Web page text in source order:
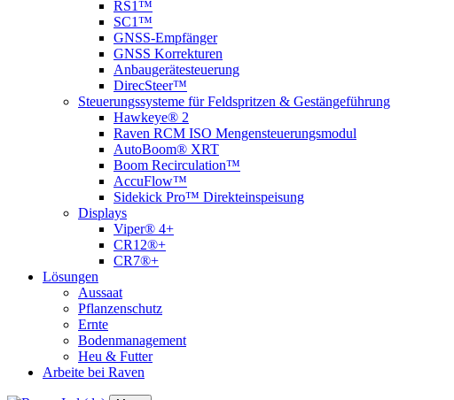
RS1™
SC1™
GNSS-Empfänger
GNSS Korrekturen
Anbaugerätesteuerung
DirecSteer™
Steuerungssysteme für Feldspritzen & Gestängeführung
Hawkeye® 2
Raven RCM ISO Mengensteuerungsmodul
AutoBoom® XRT
Boom Recirculation™
AccuFlow™
Sidekick Pro™ Direkteinspeisung
Displays
Viper® 4+
CR12®+
CR7®+
Lösungen
Aussaat
Pflanzenschutz
Ernte
Bodenmanagement
Heu & Futter
Arbeite bei Raven